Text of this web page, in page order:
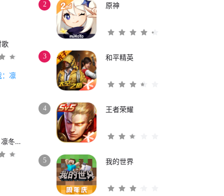
歌
权力的游戏：凛冬将至
2 原神
3 和平精英
4 王者荣耀
5 我的世界